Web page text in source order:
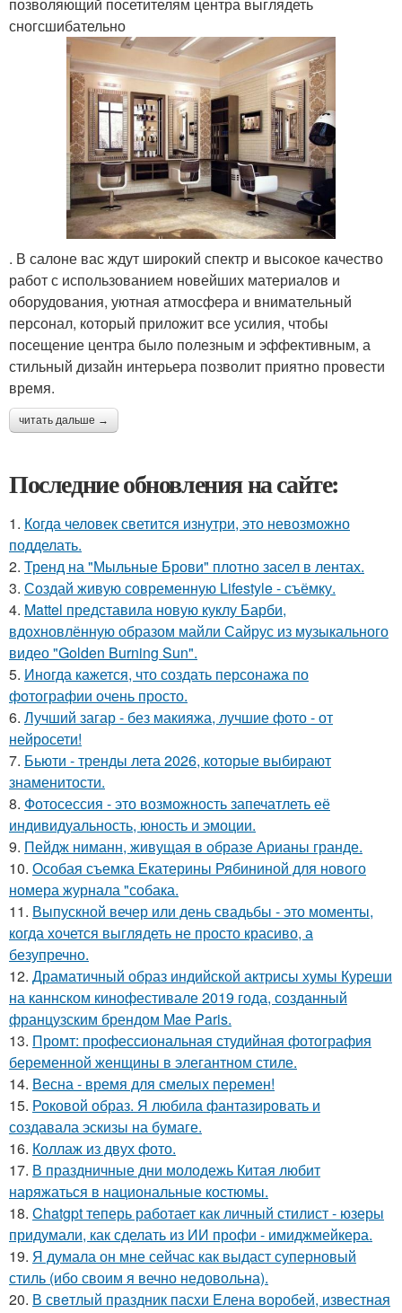
позволяющий посетителям центра выглядеть
сногсшибательно
. В салоне вас ждут широкий спектр и высокое качество
работ с использованием новейших материалов и
оборудования, уютная атмосфера и внимательный
персонал, который приложит все усилия, чтобы
посещение центра было полезным и эффективным, а
стильный дизайн интерьера позволит приятно провести
время.
читать дальше →
Последние обновления на сайте:
1. Когда человек светится изнутри, это невозможно
подделать.
2. Тренд на "Мыльные Брови" плотно засел в лентах.
3. Создай живую современную Lifestyle - съёмку.
4. Mattel представила новую куклу Барби,
вдохновлённую образом майли Сайрус из музыкального
видео "Golden Burning Sun".
5. Иногда кажется, что создать персонажа по
фотографии очень просто.
6. Лучший загар - без макияжа, лучшие фото - от
нейросети!
7. Бьюти - тренды лета 2026, которые выбирают
знаменитости.
8. Фотосессия - это возможность запечатлеть её
индивидуальность, юность и эмоции.
9. Пейдж ниманн, живущая в образе Арианы гранде.
10. Особая съемка Екатерины Рябининой для нового
номера журнала "собака.
11. Выпускной вечер или день свадьбы - это моменты,
когда хочется выглядеть не просто красиво, а
безупречно.
12. Драматичный образ индийской актрисы хумы Куреши
на каннском кинофестивале 2019 года, созданный
французским брендом Mae Paris.
13. Промт: профессиональная студийная фотография
беременной женщины в элегантном стиле.
14. Весна - время для смелых перемен!
15. Роковой образ. Я любила фантазировать и
создавала эскизы на бумаге.
16. Коллаж из двух фото.
17. В праздничные дни молодежь Китая любит
наряжаться в национальные костюмы.
18. Chatgpt теперь работает как личный стилист - юзеры
придумали, как сделать из ИИ профи - имиджмейкера.
19. Я думала он мне сейчас как выдаст суперновый
стиль (ибо своим я вечно недовольна).
20. В свeтлый праздник пасxи Eлена воробей, известная